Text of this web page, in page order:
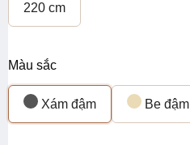
220 cm
Màu sắc
Xám đậm Be đậm